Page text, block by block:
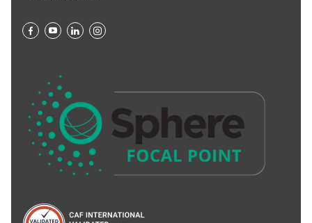
Оксана Фок
Марія Мошовська
03.06.2026 09:08
1000₴
200₴